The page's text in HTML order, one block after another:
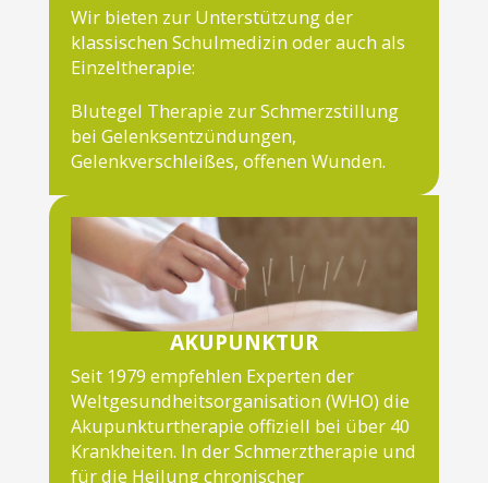
Wir bieten zur Unterstützung der
klassischen Schulmedizin oder auch als
Einzeltherapie:
Blutegel Therapie zur Schmerzstillung
bei Gelenksentzündungen,
Gelenkverschleißes, offenen Wunden.
AKUPUNKTUR
Seit 1979 empfehlen Experten der
Weltgesundheitsorganisation (WHO) die
Akupunkturtherapie offiziell bei über 40
Krankheiten. In der Schmerztherapie und
für die Heilung chronischer